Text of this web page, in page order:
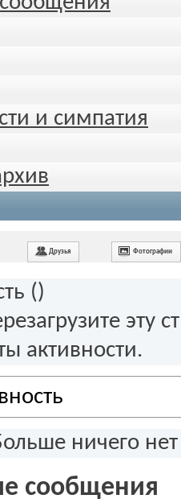
и симпатия
Друзья Фотографии
()
эту
активности.
ничего нет
сообщения